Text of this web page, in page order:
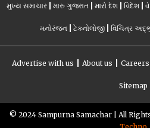
મુખ્ય સમાચાર મારુ ગુજરાત મારો દેશ વિદેશ
મનોરંજન ટેકનોલોજી વિચિત્ર
Advertise with us About us Careers
Sitemap
©️ 2024 Sampurna Samachar | All